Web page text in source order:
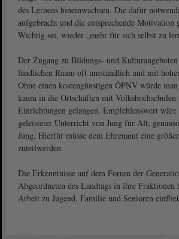
des Lernens hineinwachsen. Die dafür
aufgebracht und die entsprechende Motivation
Wichtig sei, wieder „mehr für sich selbst zu
Der Zugang zu Bildungs- und
ländlichen Raum oft umständlich und mit
Ohne einen kostengünstigen ÖPNV würde
kaum in die Ortschaften mit Volkshochschulen
Einrichtungen gelangen. Empfehlenswert
geleisteter Unterricht von Jung für Alt,
Jung. Hierfür müsse dem Ehrenamt eine
zuteilwerden.
Die Erkenntnisse auf dem Forum der
Abgeordneten des Landtags in ihre Fraktionen
Arbeit zu Jugend, Familie und Senioren